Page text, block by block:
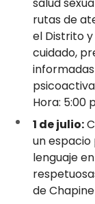
rutas de
el Distrito
cuidado,
Hora: 5:00
1 de julio:
un
lenguaje
de